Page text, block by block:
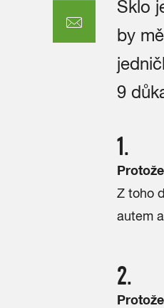
Sklo
by
9
1.
Z toho
autem
2.